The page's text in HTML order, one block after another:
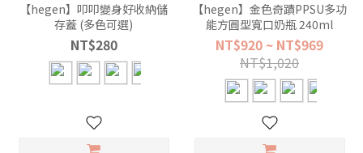
【hegen】叩叩變身好收納儲
存蓋 (多色可選)
NT$280
【hegen】金色奇蹟PPSU多功
能方圓型寬口奶瓶 240ml
NT$920 ~ NT$969
NT$1,020